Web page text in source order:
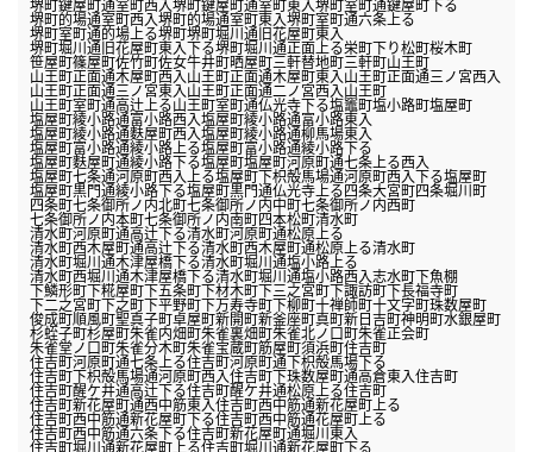
堺町鍵屋町通室町西入堺町鍵屋町通室町東入堺町室町通鍵屋町下る
堺町的場通室町西入堺町的場通室町東入堺町室町通六条上る
堺町室町通的場上る堺町堺町堀川通旧花屋町東入
堺町堀川通旧花屋町東入下る堺町堀川通正面上る栄町下り松町桜木町
笹屋町篠屋町佐竹町佐女牛井町晒屋町三軒替地町三軒町山王町
山王町正面通木屋町西入山王町正面通木屋町東入山王町正面通三ノ宮西入
山王町正面通三ノ宮東入山王町正面通二ノ宮西入山王町
山王町室町通高辻上る山王町室町通仏光寺下る塩竈町塩小路町塩屋町
塩屋町綾小路通富小路西入塩屋町綾小路通富小路東入
塩屋町綾小路通麩屋町西入塩屋町綾小路通柳馬場東入
塩屋町富小路通綾小路上る塩屋町富小路通綾小路下る
塩屋町麩屋町通綾小路下る塩屋町塩屋町河原町通七条上る西入
塩屋町七条通河原町西入上る塩屋町下枳殻馬場通河原町西入下る塩屋町
塩屋町黒門通綾小路下る塩屋町黒門通仏光寺上る四条大宮町四条堀川町
四条町七条御所ノ内北町七条御所ノ内中町七条御所ノ内西町
七条御所ノ内本町七条御所ノ内南町四本松町清水町
清水町河原町通高辻下る清水町河原町通松原上る
清水町西木屋町通高辻下る清水町西木屋町通松原上る清水町
清水町堀川通木津屋橋下る清水町堀川通塩小路上る
清水町西堀川通木津屋橋下る清水町堀川通塩小路西入志水町下魚棚
下鱗形町下糀屋町下五条町下材木町下三之宮町下諏訪町下長福寺町
下二之宮町下之町下平野町下万寿寺町下柳町十禅師町十文字町珠数屋町
俊成町順風町聖真子町卓屋町新開町新釜座町真町新日吉町神明町水銀屋町
杉蛭子町杉屋町朱雀内畑町朱雀裏畑町朱雀北ノ口町朱雀正会町
朱雀堂ノ口町朱雀分木町朱雀宝蔵町筋屋町須浜町住吉町
住吉町河原町通七条上る住吉町河原町通下枳殻馬場下る
住吉町下枳殻馬場通河原町西入住吉町下珠数屋町通高倉東入住吉町
住吉町醒ケ井通高辻下る住吉町醒ケ井通松原上る住吉町
住吉町新花屋町通西中筋東入住吉町西中筋通新花屋町上る
住吉町西中筋通新花屋町下る住吉町西中筋通花屋町上る
住吉町西中筋通六条下る住吉町新花屋町通堀川東入
住吉町堀川通新花屋町上る住吉町堀川通新花屋町下る